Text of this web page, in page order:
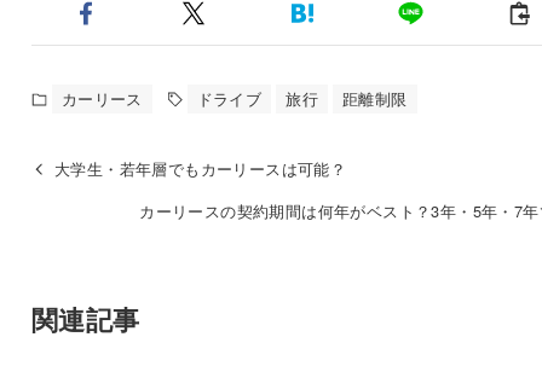
カーリース ドライブ 旅行 距離制限
大学生・若年層でもカーリースは可能？
カーリースの契約期間は何年がベスト？3年・5年・7
関連記事